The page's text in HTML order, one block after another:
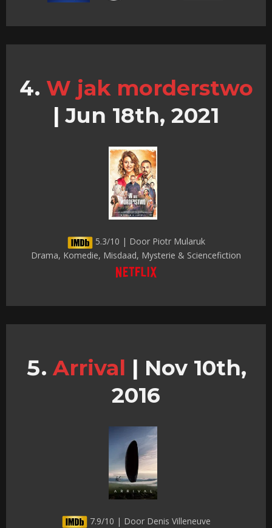
W jak morderstwo
| Jun 18th, 2021
5.3/10 | Door Piotr Mularuk
Drama, Komedie, Misdaad, Mysterie & Sciencefiction
Arrival | Nov 10th,
2016
7.9/10 | Door Denis Villeneuve